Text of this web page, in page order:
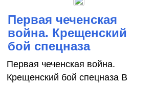
Первая чеченская
война. Крещенский
бой спецназа
Первая чеченская война.
Крещенский бой спецназа В